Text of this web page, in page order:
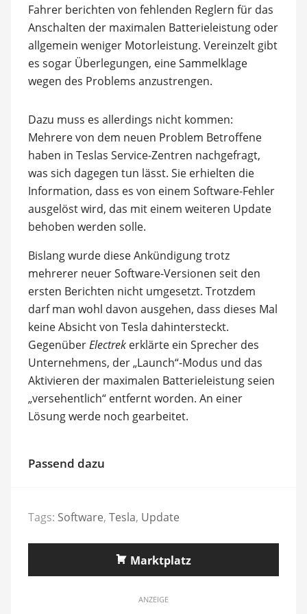
Fahrer berichten von fehlenden Reglern für das
Anschalten der maximalen Batterieleistung oder
allgemein weniger Motorleistung. Vereinzelt gibt
es sogar Überlegungen, eine Sammelklage
wegen des Problems anzustrengen.
Dazu muss es allerdings nicht kommen:
Mehrere von dem neuen Problem Betroffene
haben in Teslas Service-Zentren nachgefragt,
was sich dagegen tun lässt. Sie erhielten die
Information, dass es von einem Software-Fehler
ausgelöst wird, das mit einem weiteren Update
behoben werden solle.
Bislang wurde diese Ankündigung trotz
mehrerer neuer Software-Versionen seit den
ersten Berichten nicht umgesetzt. Trotzdem
darf man wohl davon ausgehen, dass dieses Mal
keine Absicht von Tesla dahintersteckt.
GegenüberElectrekerklärte ein Sprecher des
Unternehmens, der „Launch“-Modus und das
Aktivieren der maximalen Batterieleistung seien
„versehentlich“ entfernt worden. An einer
Lösung werde noch gearbeitet.
Passend dazu
Tags: Software, Tesla, Update
Marktplatz
ANZEIGE